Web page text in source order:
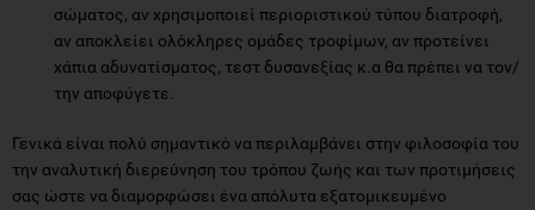
σώματος, αν χρησιμοποιεί περιοριστικού τύπου διατροφή,
αν αποκλείει ολόκληρες ομάδες τροφίμων, αν προτείνει
χάπια αδυνατίσματος, τεστ δυσανεξίας κ.α θα πρέπει να τον/
την αποφύγετε.
Γενικά είναι πολύ σημαντικό να περιλαμβάνει στην φιλοσοφία του
την αναλυτική διερεύνηση του τρόπου ζωής και των προτιμήσεις
σας ώστε να διαμορφώσει ένα απόλυτα εξατομικευμένο